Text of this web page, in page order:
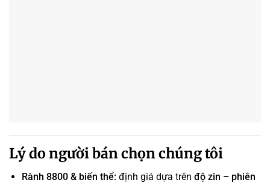
Lý do người bán chọn chúng tôi
Rành 8800 & biến thể: định giá dựa trên độ zin – phiên